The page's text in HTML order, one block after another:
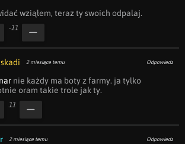
wziąłem, teraz ty swoich odpalaj.
-11
2 miesiące temu Odpowiedz
nie każdy ma boty z farmy. ja tylko
oram takie trole jak ty.
11
2 miesiące temu Odpowiedz